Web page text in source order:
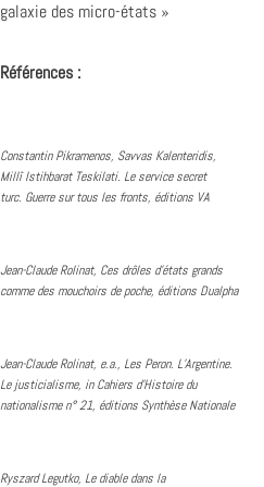
galaxie des micro-états »
Références :
Constantin Pikramenos, Savvas Kalenteridis,
Millî Istihbarat Teskilati. Le service secret
turc. Guerre sur tous les fronts, éditions VA
Jean-Claude Rolinat, Ces drôles d’états grands
comme des mouchoirs de poche, éditions Dualpha
Jean-Claude Rolinat, e.a., Les Peron. L’Argentine.
Le justicialisme, in Cahiers d’Histoire du
nationalisme n° 21, éditions Synthèse Nationale
Ryszard Legutko, Le diable dans la